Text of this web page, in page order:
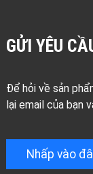
GỬI YÊU
Để hỏi về sản
lại email của bạn
Nhấp vào